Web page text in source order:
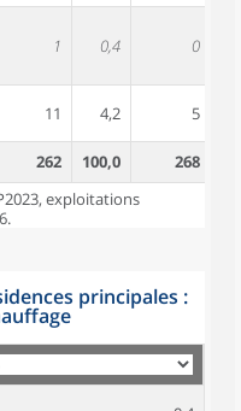
1 0,4 0
11 4,2 5
262 100,0 268
exploitations
principales :